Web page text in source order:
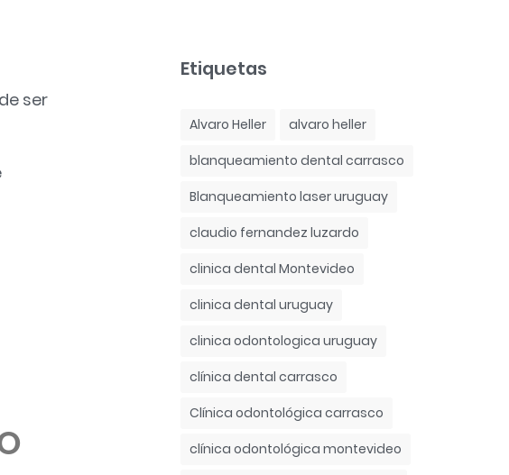
ser
Etiquetas
Alvaro Heller
alvaro heller
blanqueamiento dental carrasco
Blanqueamiento laser uruguay
claudio fernandez luzardo
clinica dental Montevideo
clinica dental uruguay
clinica odontologica uruguay
clínica dental carrasco
Clínica odontológica carrasco
clínica odontológica montevideo